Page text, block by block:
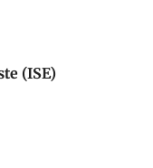
(ISE)